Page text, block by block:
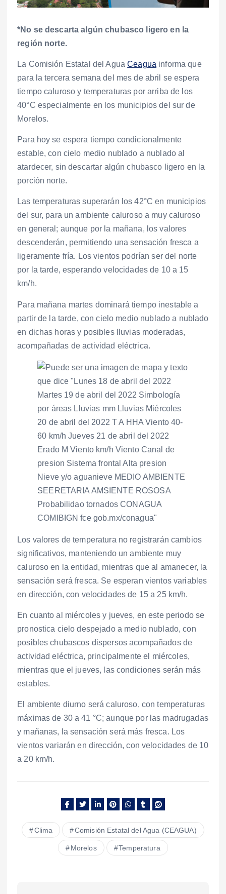
*No se descarta algún chubasco ligero en la
región norte.
La Comisión Estatal del AguaCeagua informa que
para la tercera semana del mes de abril se espera
tiempo caluroso y temperaturas por arriba de los
40°C especialmente en los municipios del sur de
Morelos.
Para hoy se espera tiempo condicionalmente
estable, con cielo medio nublado a nublado al
atardecer, sin descartar algún chubasco ligero en la
porción norte.
Las temperaturas superarán los 42°C en municipios
del sur, para un ambiente caluroso a muy caluroso
en general; aunque por la mañana, los valores
descenderán, permitiendo una sensación fresca a
ligeramente fría. Los vientos podrían ser del norte
por la tarde, esperando velocidades de 10 a 15
km/h.
Para mañana martes dominará tiempo inestable a
partir de la tarde, con cielo medio nublado a nublado
en dichas horas y posibles lluvias moderadas,
acompañadas de actividad eléctrica.
Los valores de temperatura no registrarán cambios
significativos, manteniendo un ambiente muy
caluroso en la entidad, mientras que al amanecer, la
sensación será fresca. Se esperan vientos variables
en dirección, con velocidades de 15 a 25 km/h.
En cuanto al miércoles y jueves, en este periodo se
pronostica cielo despejado a medio nublado, con
posibles chubascos dispersos acompañados de
actividad eléctrica, principalmente el miércoles,
mientras que el jueves, las condiciones serán más
estables.
El ambiente diurno será caluroso, con temperaturas
máximas de 30 a 41 °C; aunque por las madrugadas
y mañanas, la sensación será más fresca. Los
vientos variarán en dirección, con velocidades de 10
a 20 km/h.
Clima Comisión Estatal del Agua (CEAGUA)
Morelos Temperatura